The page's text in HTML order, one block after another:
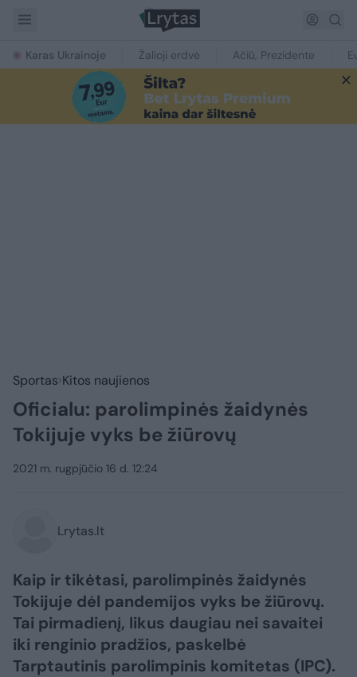
Karas Ukrainoje Žalioji erdvė Ačiū, Prezidente
Sportas Kitos naujienos
Oficialu: parolimpinės žaidynės
Tokijuje vyks be žiūrovų
2021 m. rugpjūčio 16 d. 12:24
Lrytas.lt
Kaip ir tikėtasi, parolimpinės žaidynės
Tokijuje dėl pandemijos vyks be žiūrovų.
Tai pirmadienį, likus daugiau nei savaitei
iki renginio pradžios, paskelbė
Tarptautinis parolimpinis komitetas (IPC).